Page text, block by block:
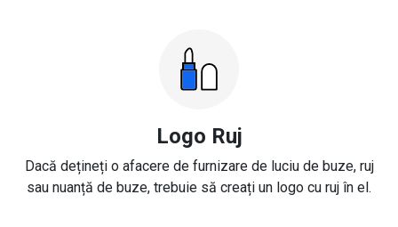
Logo Ruj
Dacă dețineți o afacere de furnizare de luciu de buze, ruj
sau nuanță de buze, trebuie să creați un logo cu ruj în el.